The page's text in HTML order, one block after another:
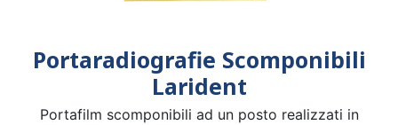
Portaradiografie Scomponibili
Larident
Portafilm scomponibili ad un posto realizzati in